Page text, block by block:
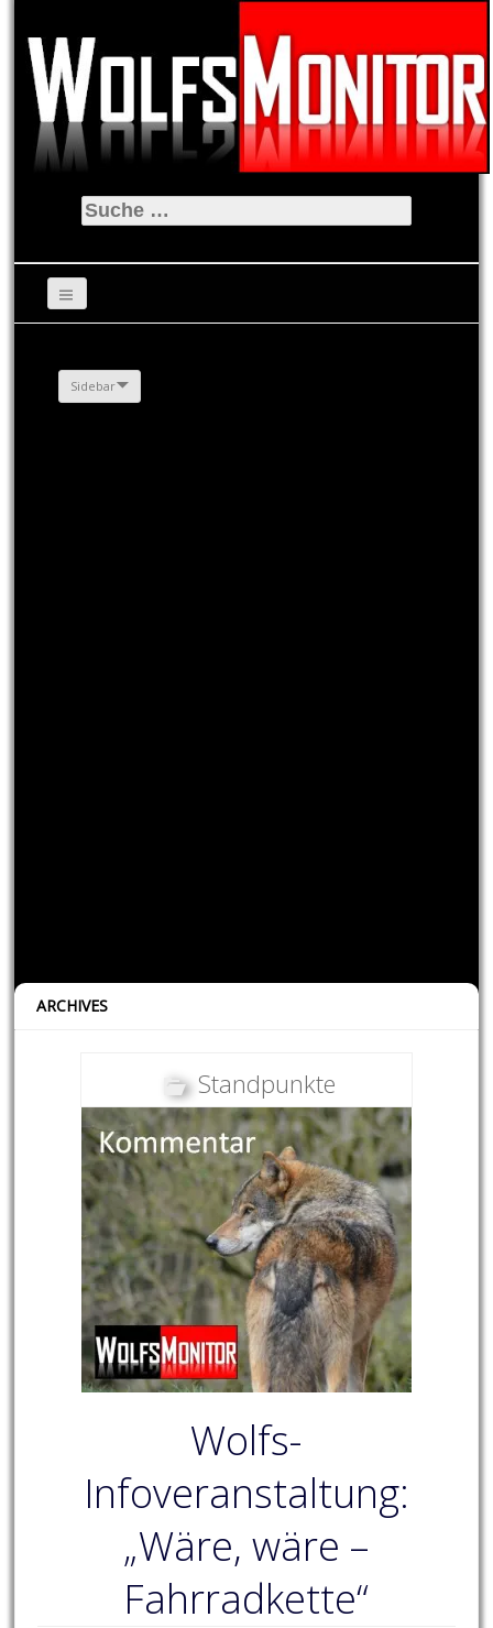
Suche
nach:
Sidebar
ARCHIVES
Standpunkte
Wolfs-
Infoveranstaltung:
„Wäre, wäre –
Fahrradkette“